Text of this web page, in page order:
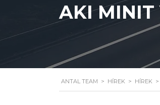
AKI MINIT
ANTAL TEAM > HÍREK > HÍREK >